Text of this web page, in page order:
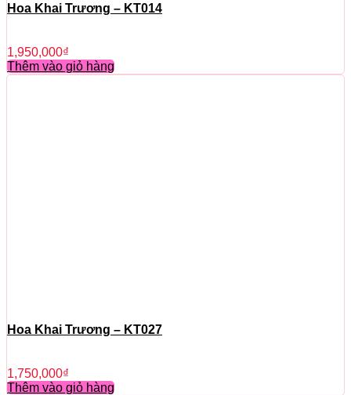
Hoa Khai Trương – KT014
1,950,000₫
Thêm vào giỏ hàng
Hoa Khai Trương – KT027
1,750,000₫
Thêm vào giỏ hàng